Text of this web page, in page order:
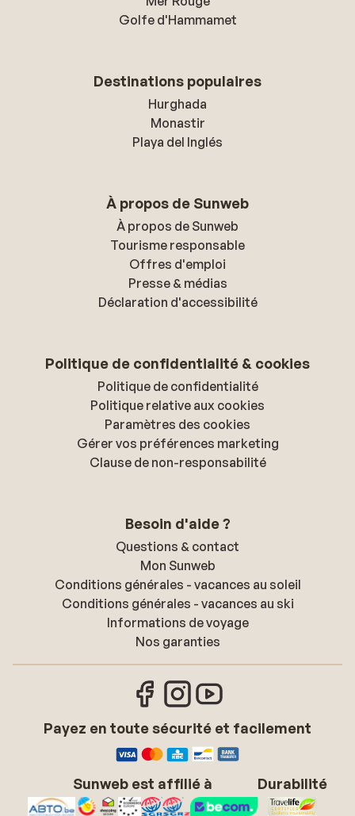
Golfe d'Hammamet
Destinations populaires
Hurghada
Monastir
Playa del Inglés
À propos de Sunweb
À propos de Sunweb
Tourisme responsable
Offres d'emploi
Presse & médias
Déclaration d'accessibilité
Politique de confidentialité & cookies
Politique de confidentialité
Politique relative aux cookies
Paramètres des cookies
Gérer vos préférences marketing
Clause de non-responsabilité
Besoin d'aide ?
Questions & contact
Mon Sunweb
Conditions générales - vacances au soleil
Conditions générales - vacances au ski
Informations de voyage
Nos garanties
Payez en toute sécurité et facilement
Sunweb est affilié à Durabilité